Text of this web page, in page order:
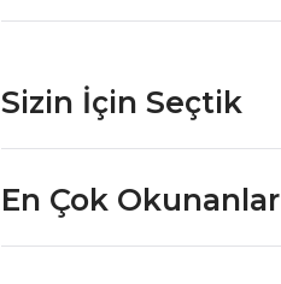
Sizin İçin Seçtik
En Çok Okunanlar